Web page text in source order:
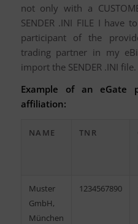
not only with a
SENDER .INI FILE I have
participant of the
trading partner in my
import the SENDER .INI file.
Example of an eGate
affiliation:
NAME TNR
Muster
GmbH,
München
1234567890